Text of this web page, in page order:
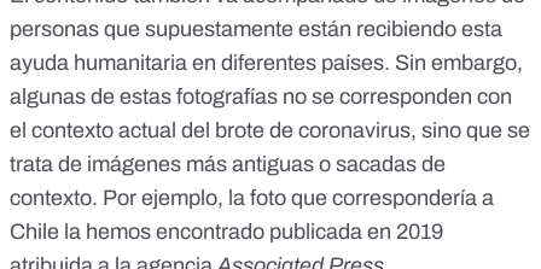
personas que supuestamente están recibiendo esta
ayuda humanitaria en diferentes países. Sin embargo,
algunas de estas fotografías no se corresponden con
el contexto actual del brote de coronavirus, sino que se
trata de imágenes más antiguas o sacadas de
contexto. Por ejemplo, la foto que correspondería a
Chile la hemos encontrado publicada en 2019